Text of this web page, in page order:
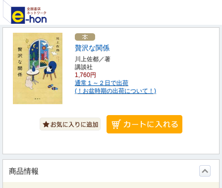
贅沢な関係
川上佐都／著
講談社
1,760円
通常１～２日で出荷
(！お盆時期の出荷について！)
商品情報